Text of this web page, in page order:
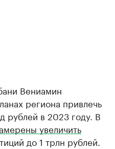
Вениамин
региона привлечь
рублей в 2023 году. В
увеличить
до 1 трлн рублей.